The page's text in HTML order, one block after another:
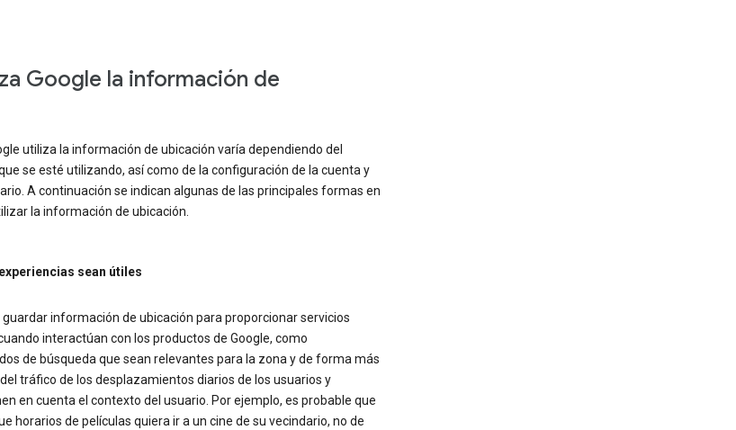
Google la información de
utiliza la información de ubicación varía dependiendo del
se esté utilizando, así como de la configuración de la cuenta y
A continuación se indican algunas de las principales formas en
la información de ubicación.
sean útiles
guardar información de ubicación para proporcionar servicios
interactúan con los productos de Google, como
de búsqueda que sean relevantes para la zona y de forma más
tráfico de los desplazamientos diarios de los usuarios y
en cuenta el contexto del usuario. Por ejemplo, es probable que
horarios de películas quiera ir a un cine de su vecindario, no de